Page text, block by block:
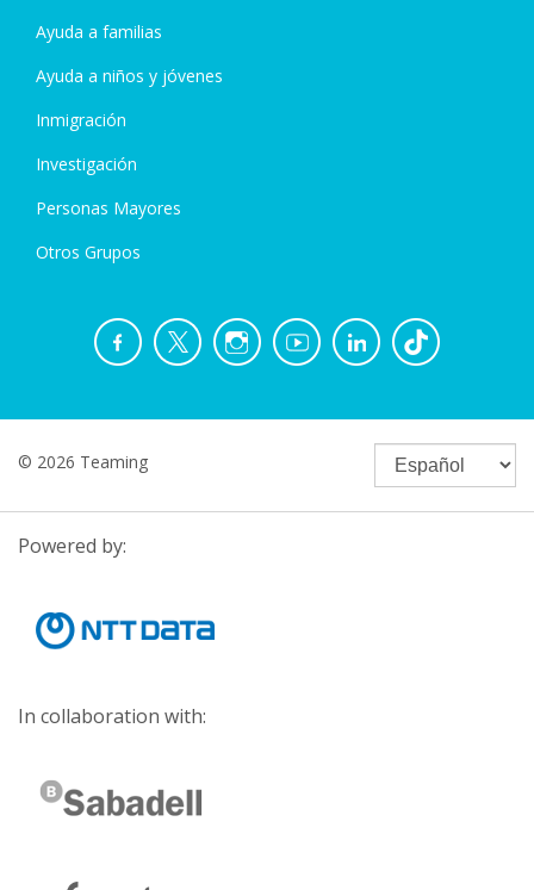
Ayuda a familias
Ayuda a niños y jóvenes
Inmigración
Investigación
Personas Mayores
Otros Grupos
© 2026 Teaming
Powered by:
In collaboration with: